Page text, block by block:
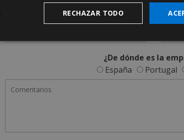
¿De dónde es la
España
Portugal
RECHAZAR TODO